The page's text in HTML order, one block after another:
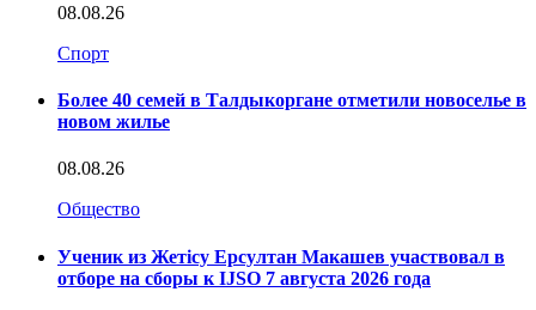
08.08.26
Спорт
Более 40 семей в Талдыкоргане отметили новоселье в
новом жилье
08.08.26
Общество
Ученик из Жетісу Ерсултан Макашев участвовал в
отборе на сборы к IJSO 7 августа 2026 года